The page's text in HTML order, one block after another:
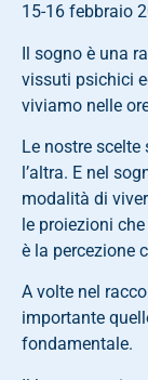
15-16 febbraio
Il sogno è una
vissuti psichici
viviamo nelle
Le nostre
l’altra. E nel
modalità di
le proiezioni
è la percezione
A volte nel
importante
fondamentale.